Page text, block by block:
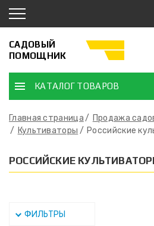
САДОВЫЙ
ПОМОЩНИК
КАТАЛОГ ТОВАРОВ
Главная страница
Продажа
Культиваторы
Российские
РОССИЙСКИЕ
ФИЛЬТРЫ